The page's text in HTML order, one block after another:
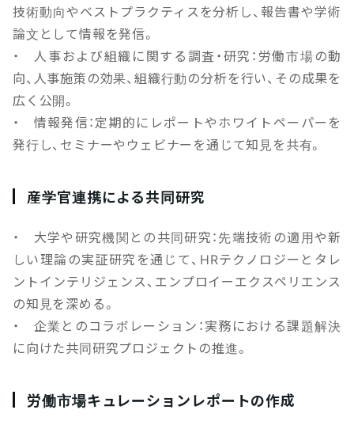
技術動向やベストプラクティスを分析し、報告書や学術
論文として情報を発信。
・ 人事および組織に関する調査・研究：労働市場の動
向、人事施策の効果、組織行動の分析を行い、その成果を
広く公開。
・ 情報発信：定期的にレポートやホワイトペーパーを
発行し、セミナーやウェビナーを通じて知見を共有。
産学官連携による共同研究
・ 大学や研究機関との共同研究：先端技術の適用や新
しい理論の実証研究を通じて、HRテクノロジーとタレ
ントインテリジェンス、エンプロイーエクスペリエンス
の知見を深める。
・ 企業とのコラボレーション：実務における課題解決
に向けた共同研究プロジェクトの推進。
労働市場キュレーションレポートの作成